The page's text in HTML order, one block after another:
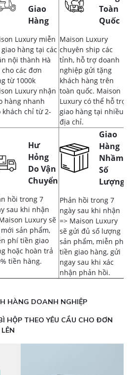
Giao
Hàng
Luxury miễn
hàng tại các
nội thành Hà
cho các đơn
từ 1000k
Luxury nhận
hàng nhanh
khách chỉ từ 2-
Toàn
Quốc
Maison Luxury
chuyên ship các
tỉnh, hỗ trợ doanh
nghiệp gửi tặng
khách hàng trên
toàn quốc. Maison
Luxury có thể hỗ trợ
giao hàng tại nhiều
địa chỉ.
Hư
Hỏng
Do Vận
Chuyển
hồi trong 7
sau khi nhận
Luxury sẽ
sản phẩm,
phí tiền giao
hoặc hoàn trả
tiền hàng.
Giao
Hàng
Nhầm,
Số
Lượng
Phản hồi trong 7
ngày sau khi nhận
=> Maison Luxury
sẽ gửi đủ số lượng
sản phẩm, miễn phí
tiền giao hàng, gửi
ngay sau khi xác
nhận phản hồi.
HÀNG DOANH NGHIỆP
HỘP THEO YÊU CẦU CHO ĐƠN